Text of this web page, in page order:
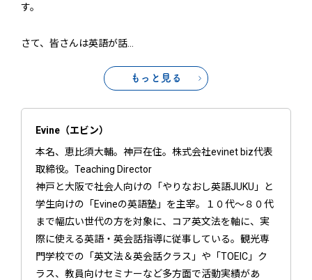
す。
さて、皆さんは英語が話
もっと見る
Evine（エビン）
本名、恵比須大輔。神戸在住。株式会社evinet biz代表
取締役。Teaching Director
神戸と大阪で社会人向けの「やりなおし英語JUKU」と
学生向けの「Evineの英語塾」を主宰。１０代～８０代
まで幅広い世代の方を対象に、コア英文法を軸に、実
際に使える英語・英会話指導に従事している。観光専
門学校での「英文法＆英会話クラス」や「TOEIC」ク
ラス、教員向けセミナーなど多方面で活動実績があ